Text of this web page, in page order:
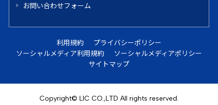
お問い合わせフォーム
利用規約
プライバシーポリシー
ソーシャルメディア利用規約
ソーシャルメディアポリシー
サイトマップ
Copyright© LIC CO.,LTD All rights reserved.